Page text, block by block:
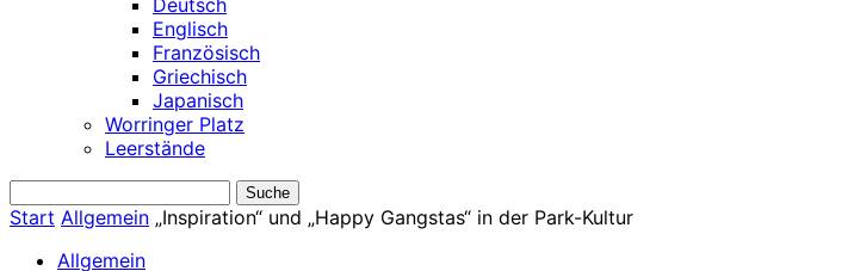
Deutsch
Englisch
Französisch
Griechisch
Japanisch
Worringer Platz
Leerstände
Start Allgemein „Inspiration“ und „Happy Gangstas“ in der Park-Kultur
Allgemein